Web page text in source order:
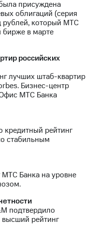
присуждена
облигаций (серия
который МТС
бирже в марте
российских
лучших штаб-квартир
Бизнес-центр
МТС Банка
кредитный рейтинг
стабильным
Банка на уровне
подтвердило
рейтинг